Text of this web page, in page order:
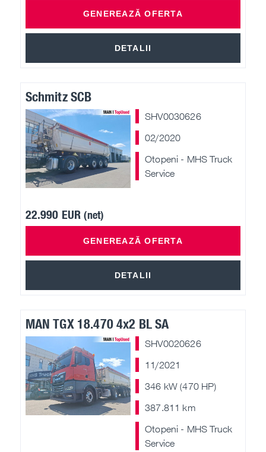
GENEREAZĂ OFERTA
DETALII
Schmitz SCB
SHV0030626
02/2020
Otopeni - MHS Truck
Service
22.990 EUR(net)
GENEREAZĂ OFERTA
DETALII
MAN TGX 18.470 4x2 BL SA
SHV0020626
11/2021
346 kW (470 HP)
387.811 km
Otopeni - MHS Truck
Service